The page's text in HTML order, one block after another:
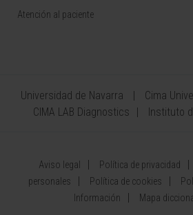
Atención al paciente
Universidad de Navarra
Cima
CIMA LAB Diagnostics
Instituto
Aviso legal Política de privacidad
personales
Política de cookies
Información
Mapa